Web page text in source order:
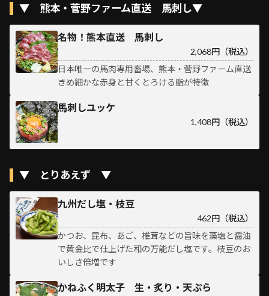
▼ 熊本・菅野ファーム直送 馬刺し▼
名物！熊本直送 馬刺し
2,068円（税込）
日本唯一の馬肉専用畜場、熊本・菅野ファーム直送
きめ細かな赤身と甘くとろける脂が特徴
馬刺しユッケ
1,408円（税込）
▼ とりあえず ▼
九州だし塩・枝豆
462円（税込）
かつお、昆布、あご、椎茸などの旨味を藻塩と醤油
で黄金比で仕上げた和の万能だし塩です。枝豆のお
いしさ倍増です
かねふく明太子 生・炙り・天ぷら